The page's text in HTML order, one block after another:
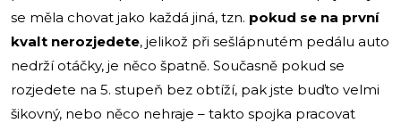
se měla chovat jako každá jiná, tzn. pokud se na první
kvalt nerozjedete, jelikož při sešlápnutém pedálu auto
nedrží otáčky, je něco špatně. Současně pokud se
rozjedete na 5. stupeň bez obtíží, pak jste buďto velmi
šikovný, nebo něco nehraje – takto spojka pracovat